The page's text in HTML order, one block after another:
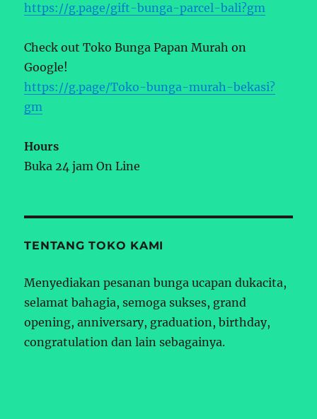
https://g.page/gift-bunga-parcel-bali?gm
Check out Toko Bunga Papan Murah on
Google!
https://g.page/Toko-bunga-murah-bekasi?
gm
Hours
Buka 24 jam On Line
TENTANG TOKO KAMI
Menyediakan pesanan bunga ucapan dukacita,
selamat bahagia, semoga sukses, grand
opening, anniversary, graduation, birthday,
congratulation dan lain sebagainya.